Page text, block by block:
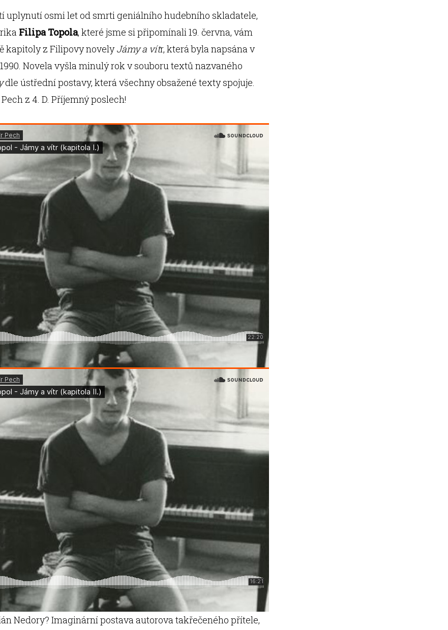
uplynutí osmi let od smrti geniálního hudebního skladatele,
Filipa Topola, které jsme si připomínali 19. června, vám
kapitoly z Filipovy novelyJámy a vítr, která byla napsána v
Novela vyšla minulý rok v souboru textů nazvaného
dle ústřední postavy, která všechny obsažené texty spojuje.
z 4. D. Příjemný poslech!
Nedory? Imaginární postava autorova takřečeného přítele,